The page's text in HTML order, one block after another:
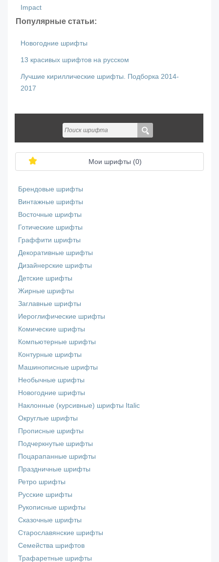
Impact
Популярные статьи:
Новогодние шрифты
13 красивых шрифтов на русском
Лучшие кириллические шрифты. Подборка 2014-
2017
Мои шрифты (0)
Брендовые шрифты
Винтажные шрифты
Восточные шрифты
Готические шрифты
Граффити шрифты
Декоративные шрифты
Дизайнерские шрифты
Детские шрифты
Жирные шрифты
Заглавные шрифты
Иероглифические шрифты
Комические шрифты
Компьютерные шрифты
Контурные шрифты
Машинописные шрифты
Необычные шрифты
Новогодние шрифты
Наклонные (курсивные) шрифты Italic
Округлые шрифты
Прописные шрифты
Подчеркнутые шрифты
Поцарапанные шрифты
Праздничные шрифты
Ретро шрифты
Русские шрифты
Рукописные шрифты
Сказочные шрифты
Старославянские шрифты
Семейства шрифтов
Трафаретные шрифты